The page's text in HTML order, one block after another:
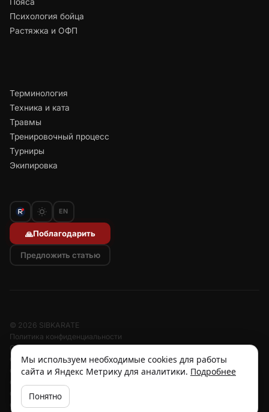
Психология бойца
Растяжка и ОФП
Терминология
Техника и ката
Травмы
Тренировочный процесс
Турниры
Экипировка
EN
🙏Поблагодарить
Предложить статью
© 2026 SIBKARATE
Политика конфиденциальности
Отписаться от рассылок
Согласие на обработку персональных данных
Согласие на рассылку
Отзыв согласия
Cookies
Об авторе
Мы используем необходимые cookies для работы
сайта и Яндекс Метрику для аналитики. Подробнее
Понятно